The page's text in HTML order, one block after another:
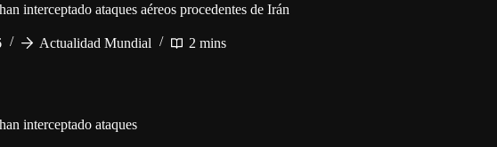
interceptado ataques aéreos procedentes de Irán
Actualidad Mundial 2 mins
interceptado ataques